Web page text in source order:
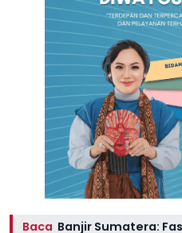
Baca Banjir Sumatera: